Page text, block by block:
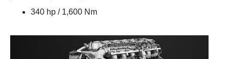
340 hp / 1,600 Nm